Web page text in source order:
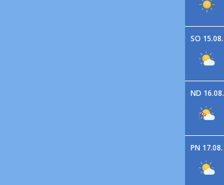
SO 15.08.
ND 16.08.
PN 17.08.